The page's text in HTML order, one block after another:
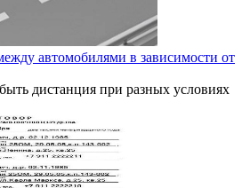
автомобилями в зависимости от
дистанция при разных условиях